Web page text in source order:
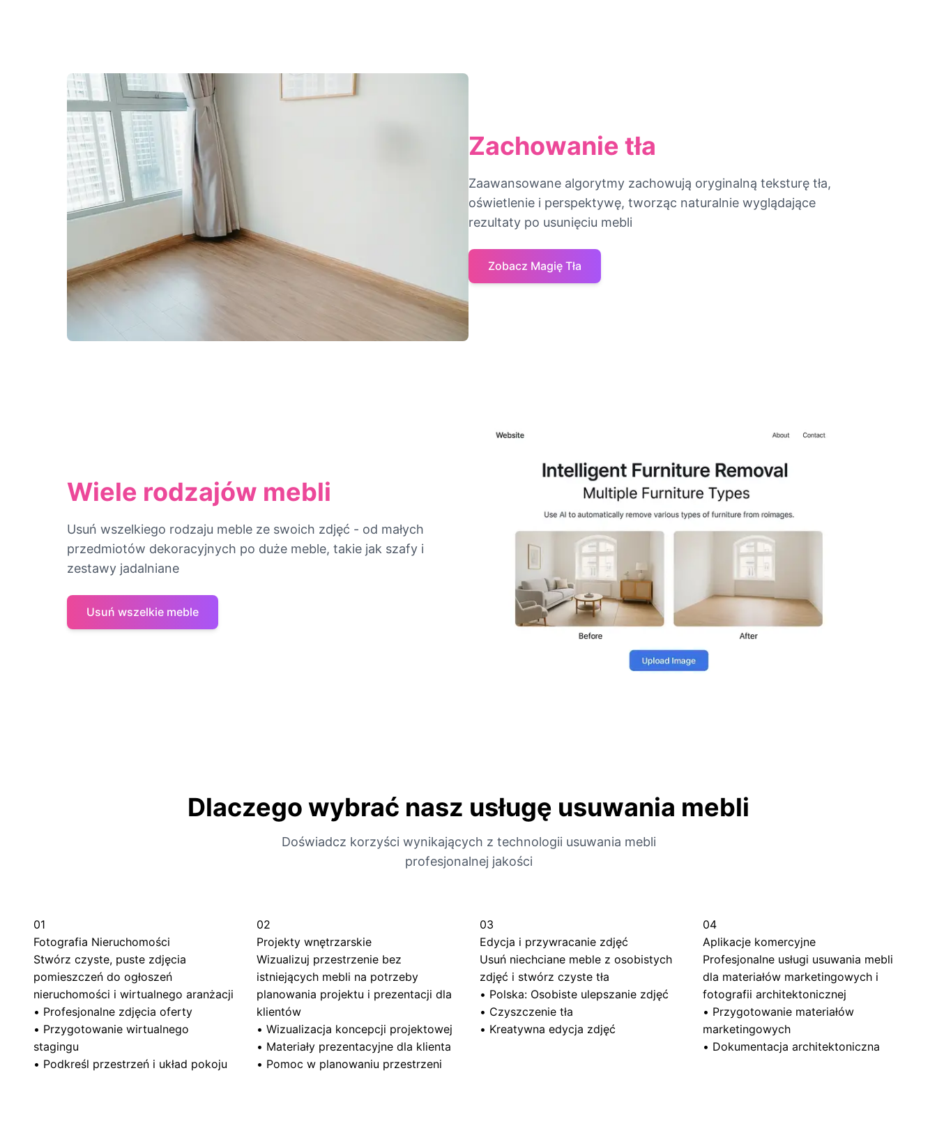
Zachowanie tła
Zaawansowane algorytmy zachowują oryginalną teksturę tła,
oświetlenie i perspektywę, tworząc naturalnie wyglądające
rezultaty po usunięciu mebli
Zobacz Magię Tła
Wiele rodzajów mebli
Usuń wszelkiego rodzaju meble ze swoich zdjęć - od małych
przedmiotów dekoracyjnych po duże meble, takie jak szafy i
zestawy jadalniane
Usuń wszelkie meble
Dlaczego wybrać nasz usługę usuwania mebli
Doświadcz korzyści wynikających z technologii usuwania mebli
profesjonalnej jakości
01
Fotografia Nieruchomości
Stwórz czyste, puste zdjęcia
pomieszczeń do ogłoszeń
nieruchomości i wirtualnego aranżacji
• Profesjonalne zdjęcia oferty
• Przygotowanie wirtualnego
stagingu
• Podkreśl przestrzeń i układ pokoju
02
Projekty wnętrzarskie
Wizualizuj przestrzenie bez
istniejących mebli na potrzeby
planowania projektu i prezentacji dla
klientów
• Wizualizacja koncepcji projektowej
• Materiały prezentacyjne dla klienta
• Pomoc w planowaniu przestrzeni
03
Edycja i przywracanie zdjęć
Usuń niechciane meble z osobistych
zdjęć i stwórz czyste tła
• Polska: Osobiste ulepszanie zdjęć
• Czyszczenie tła
• Kreatywna edycja zdjęć
04
Aplikacje komercyjne
Profesjonalne usługi usuwania mebli
dla materiałów marketingowych i
fotografii architektonicznej
• Przygotowanie materiałów
marketingowych
• Dokumentacja architektoniczna